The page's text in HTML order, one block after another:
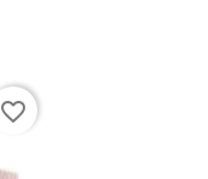
favorite_border